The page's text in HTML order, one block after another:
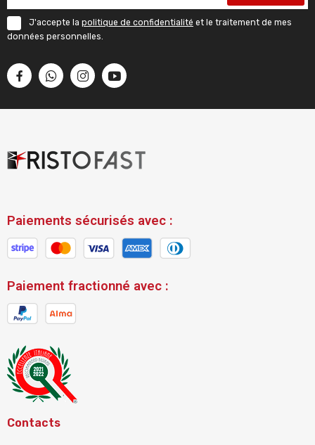
J'accepte la politique de confidentialité et le traitement de mes
données personnelles.
Paiements sécurisés avec :
Paiement fractionné avec :
Contacts